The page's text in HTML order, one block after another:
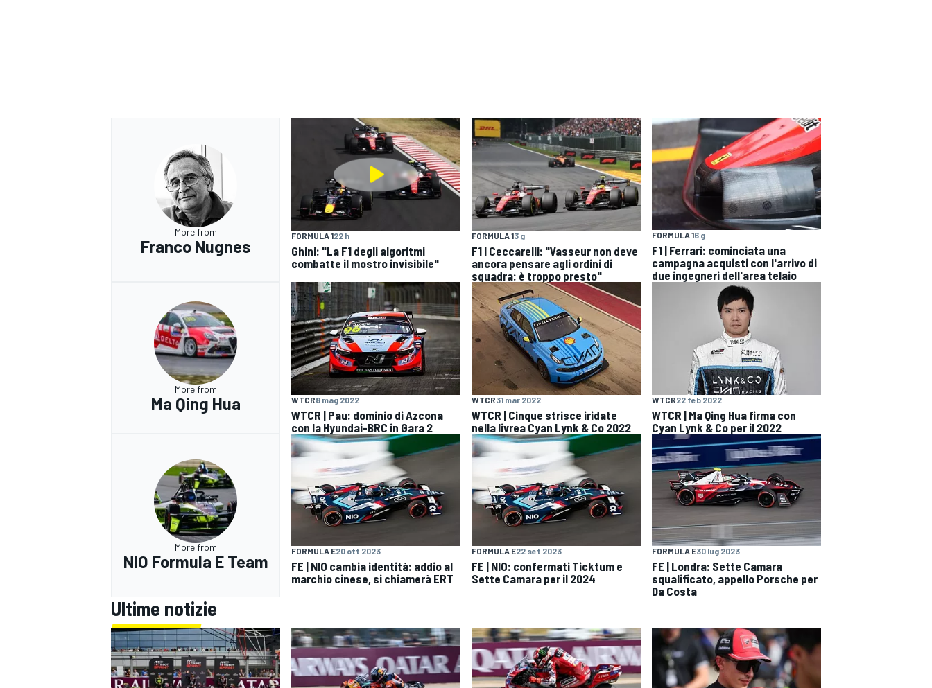
More from
Franco Nugnes
FORMULA 122 h
Ghini: "La F1 degli algoritmi
combatte il mostro invisibile"
FORMULA 13 g
F1 | Ceccarelli: "Vasseur non deve
ancora pensare agli ordini di
squadra: è troppo presto"
FORMULA 16 g
F1 | Ferrari: cominciata una
campagna acquisti con l'arrivo di
due ingegneri dell'area telaio
More from
Ma Qing Hua WTCR8 mag 2022
WTCR | Pau: dominio di Azcona
con la Hyundai-BRC in Gara 2
WTCR31 mar 2022
WTCR | Cinque strisce iridate
nella livrea Cyan Lynk & Co 2022
WTCR22 feb 2022
WTCR | Ma Qing Hua firma con
Cyan Lynk & Co per il 2022
More from
NIO Formula E Team
FORMULA E20 ott 2023
FE | NIO cambia identità: addio al
marchio cinese, si chiamerà ERT
FORMULA E22 set 2023
FE | NIO: confermati Ticktum e
Sette Camara per il 2024
FORMULA E30 lug 2023
FE | Londra: Sette Camara
squalificato, appello Porsche per
Da Costa
Ultime notizie